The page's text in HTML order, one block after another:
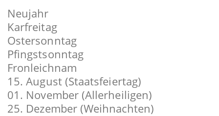
Neujahr
Karfreitag
Ostersonntag
Pfingstsonntag
Fronleichnam
15. August (Staatsfeiertag)
01. November (Allerheiligen)
25. Dezember (Weihnachten)